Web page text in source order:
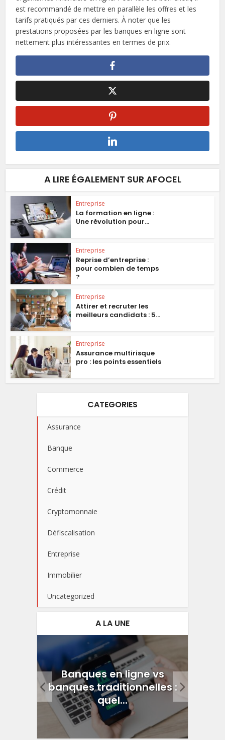
est recommandé de mettre en parallèle les offres et les
tarifs pratiqués par ces derniers. À noter que les
prestations proposées par les banques en ligne sont
nettement plus intéressantes en termes de prix.
A LIRE ÉGALEMENT SUR AFOCEL
Entreprise
La formation en ligne :
Une révolution pour...
Entreprise
Reprise d’entreprise :
pour combien de temps
?
Entreprise
Attirer et recruter les
meilleurs candidats : 5...
Entreprise
Assurance multirisque
pro : les points essentiels
CATEGORIES
Assurance
Banque
Commerce
Crédit
Cryptomonnaie
Défiscalisation
Entreprise
Immobilier
Uncategorized
A LA UNE
Banques en ligne vs
banques traditionnelles :
quel...